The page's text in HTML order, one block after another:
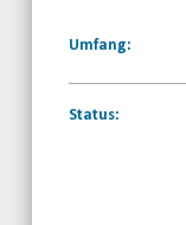
Umfang:
Status: